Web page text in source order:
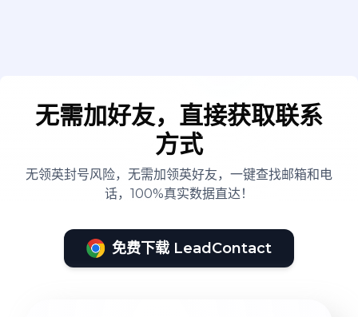
无需加好友，直接获取联系
方式
无领英封号风险，无需加领英好友，一键查找邮箱和电
话，100%真实数据直达！
免费下载 LeadContact